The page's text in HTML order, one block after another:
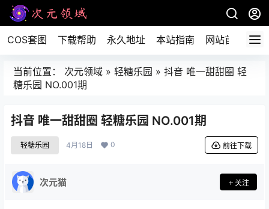
COS套图 下载帮助 永久地址 本站指南 网站首页
当前位置： 次元领域 » 轻糖乐园 » 抖音 唯一甜甜圈 轻
糖乐园 NO.001期
抖音 唯一甜甜圈 轻糖乐园 NO.001期
轻糖乐园 4月18日 0 前往下载
次元猫 关注